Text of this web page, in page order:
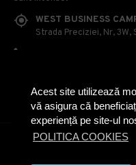
Acest site utilizează
vă asigura că
experiență pe site-ul
POLITICA COOKIES
WEST BUSINESS
Strada Preciziei, Nr,
OFFICE@COVOARE-
© Covoare Profesionale